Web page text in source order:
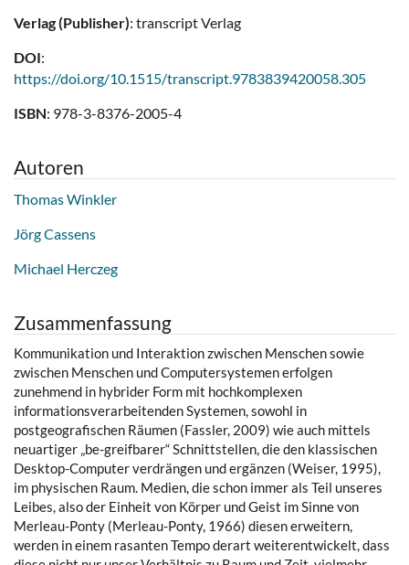
Verlag (Publisher): transcript Verlag
DOI:
https://doi.org/10.1515/transcript.9783839420058.305
ISBN: 978-3-8376-2005-4
Autoren
Thomas Winkler
Jörg Cassens
Michael Herczeg
Zusammenfassung
Kommunikation und Interaktion zwischen Menschen sowie
zwischen Menschen und Computersystemen erfolgen
zunehmend in hybrider Form mit hochkomplexen
informationsverarbeitenden Systemen, sowohl in
postgeografischen Räumen (Fassler, 2009) wie auch mittels
neuartiger „be-greifbarer“ Schnittstellen, die den klassischen
Desktop-Computer verdrängen und ergänzen (Weiser, 1995),
im physischen Raum. Medien, die schon immer als Teil unseres
Leibes, also der Einheit von Körper und Geist im Sinne von
Merleau-Ponty (Merleau-Ponty, 1966) diesen erweitern,
werden in einem rasanten Tempo derart weiterentwickelt, dass